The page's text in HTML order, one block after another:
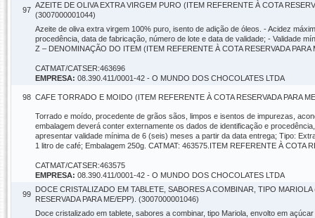
97
AZEITE DE OLIVA EXTRA VIRGEM PURO (ITEM REFERENTE À COTA
(3007000001044)
Azeite de oliva extra virgem 100% puro, isento de adição de óleos. - Acidez
procedência, data de fabricação, número de lote e data de validade; - Validade
Z – DENOMINAÇÃO DO ITEM (ITEM REFERENTE À COTA RESERVADA PARA
CATMAT/CATSER:463696
EMPRESA: 08.390.411/0001-42 - O MUNDO DOS CHOCOLATES LTDA
98 CAFE TORRADO E MOIDO (ITEM REFERENTE À COTA RESERVADA PARA
Torrado e moído, procedente de grãos sãos, limpos e isentos de impurezas,
embalagem deverá conter externamente os dados de identificação e
apresentar validade mínima de 6 (seis) meses a partir da data entrega; Tipo:
1 litro de café; Embalagem 250g. CATMAT: 463575.ITEM REFERENTE À COTA
CATMAT/CATSER:463575
EMPRESA: 08.390.411/0001-42 - O MUNDO DOS CHOCOLATES LTDA
99
DOCE CRISTALIZADO EM TABLETE, SABORES A COMBINAR, TIPO
RESERVADA PARA ME/EPP). (3007000001046)
Doce cristalizado em tablete, sabores a combinar, tipo Mariola, envolto em